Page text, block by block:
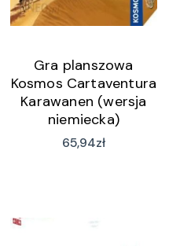
Gra planszowa
Kosmos Cartaventura
Karawanen (wersja
niemiecka)
65,94zł